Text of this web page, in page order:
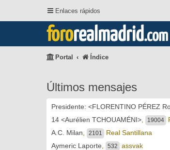
Enlaces rápidos
fororealmadrid.com
Portal Índice
Últimos mensajes
Presidente: <FLORENTINO PÉREZ
14 <Aurélien TCHOUAMÉNI>
19004
A.C. Milan
2101
Real Santillana
Aymeric Laporte
532
assvak